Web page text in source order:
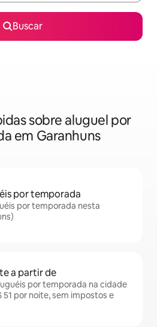
Buscar
sobre aluguel por
em Garanhuns
por temporada
por temporada nesta
a partir de
por temporada na cidade
51 por noite, sem impostos e